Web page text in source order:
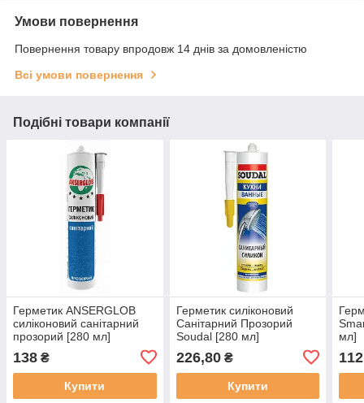
Умови повернення
Повернення товару впродовж 14 днів за домовленістю
Всі умови повернення
Подібні товари компанії
Герметик ANSERGLOB
силіконовий санітарний
прозорий [280 мл]
138 ₴
Купити
Герметик силіконовий
Санітарний Прозорий
Soudal [280 мл]
226,80₴
Купити
мл]